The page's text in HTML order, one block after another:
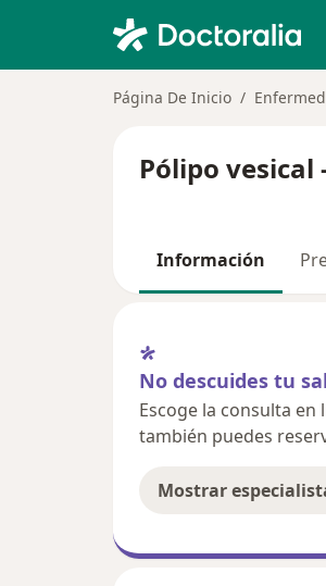
Página De Inicio
Pólipo
Información
No descuides tu
Escoge la consulta
también puedes
Mostrar